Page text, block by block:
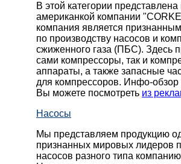
В этой категории представлена
американкой компании
компания является
по производству насосов и
сжиженного газа (ПБС). Здесь
сами компрессоры, так и
аппараты, а также запасные
для компрессоров. Инфо-обзор
Вы можете посмотреть из
Насосы
Мы представляем продукцию
признанных мировых лидеров
насосов разного типа